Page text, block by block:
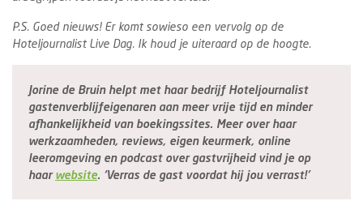
P.S. Goed nieuws! Er komt sowieso een vervolg op de
Hoteljournalist Live Dag. Ik houd je uiteraard op de hoogte.
Jorine de Bruin helpt met haar bedrijf Hoteljournalist
gastenverblijfeigenaren aan meer vrije tijd en minder
afhankelijkheid van boekingssites. Meer over haar
werkzaamheden, reviews, eigen keurmerk, online
leeromgeving en podcast over gastvrijheid vind je op
haarwebsite. ‘Verras de gast voordat hij jou verrast!’